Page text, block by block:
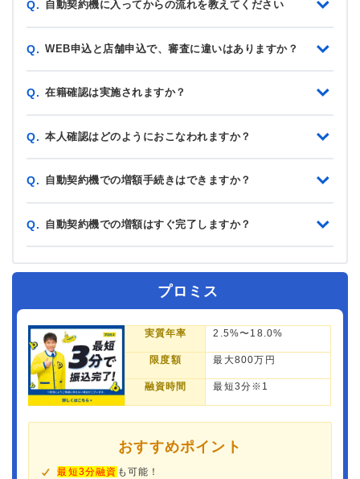
Q. 自動契約機に入ってからの流れを教えてください
Q. WEB申込と店舗申込で、審査に違いはありますか？
Q. 在籍確認は実施されますか？
Q. 本人確認はどのようにおこなわれますか？
Q. 自動契約機での増額手続きはできますか？
Q. 自動契約機での増額はすぐ完了しますか？
プロミス
実質年率 2.5%〜18.0%
限度額 最大800万円
融資時間 最短3分※1
おすすめポイント
最短3分融資 も可能！